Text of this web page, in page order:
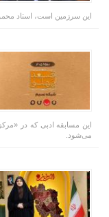
این سرزمین است، استاد
این مسابقه ادبی که در
می‌شود.